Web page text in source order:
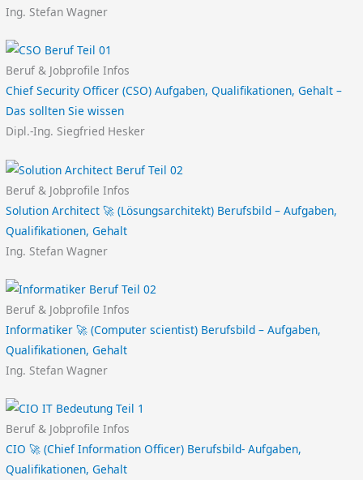
Ing. Stefan Wagner
Beruf & Jobprofile Infos
Chief Security Officer (CSO) Aufgaben, Qualifikationen, Gehalt –
Das sollten Sie wissen
Dipl.-Ing. Siegfried Hesker
Beruf & Jobprofile Infos
Solution Architect 🚀 (Lösungsarchitekt) Berufsbild – Aufgaben,
Qualifikationen, Gehalt
Ing. Stefan Wagner
Beruf & Jobprofile Infos
Informatiker 🚀 (Computer scientist) Berufsbild – Aufgaben,
Qualifikationen, Gehalt
Ing. Stefan Wagner
Beruf & Jobprofile Infos
CIO 🚀 (Chief Information Officer) Berufsbild- Aufgaben,
Qualifikationen, Gehalt